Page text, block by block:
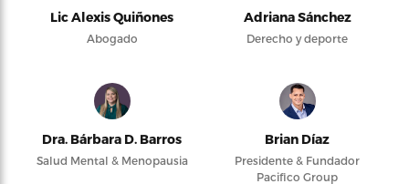
Lic Alexis Quiñones
Abogado
Adriana Sánchez
Derecho y deporte
Dra. Bárbara D. Barros
Salud Mental & Menopausia
Brian Díaz
Presidente & Fundador
Pacifico Group